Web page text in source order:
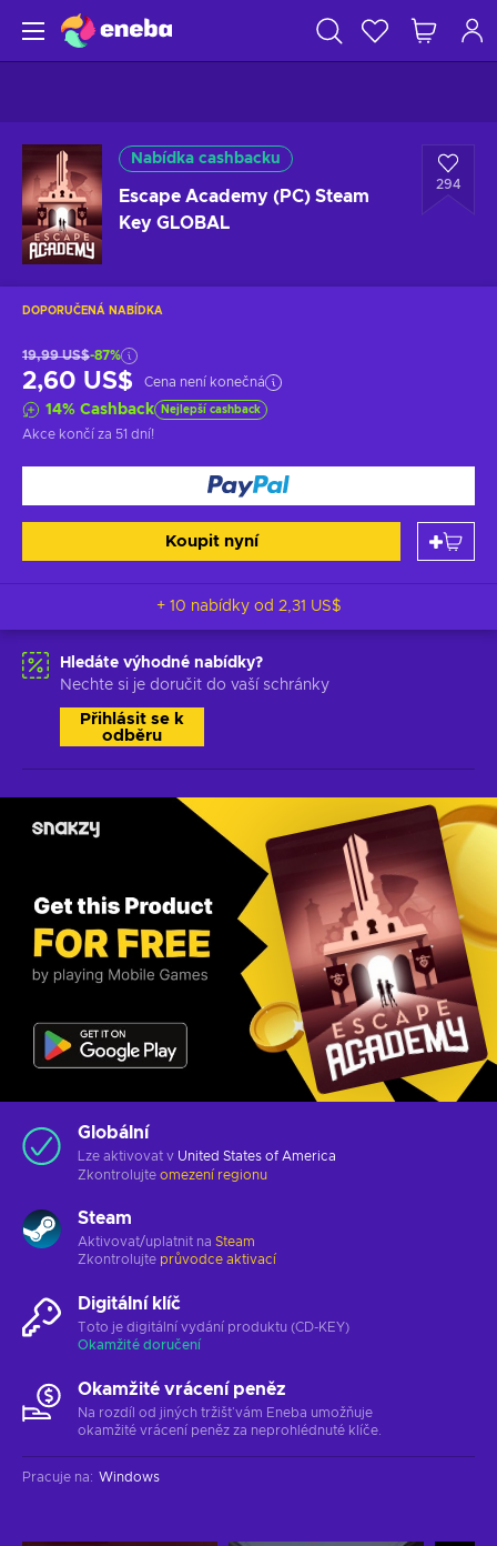
Nabídka cashbacku
Escape Academy (PC) Steam
Key GLOBAL
294
DOPORUČENÁ NABÍDKA
19,99 US$-87%
2,60 US$ Cena není konečná
14% Cashback Nejlepší cashback
Akce končí za 51 dní!
Koupit nyní
+ 10 nabídky od 2,31 US$
Hledáte výhodné nabídky?
Nechte si je doručit do vaší schránky
Přihlásit se k
odběru
Globální
Lze aktivovat v United States of America
Zkontrolujte omezení regionu
Steam
Aktivovat/uplatnit na Steam
Zkontrolujte průvodce aktivací
Digitální klíč
Toto je digitální vydání produktu (CD-KEY)
Okamžité doručení
Okamžité vrácení peněz
Na rozdíl od jiných tržišť vám Eneba umožňuje
okamžité vrácení peněz za neprohlédnuté klíče.
Pracuje na: Windows